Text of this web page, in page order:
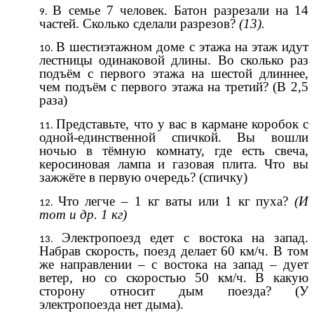
В семье 7 человек. Батон разрезали на 14
частей. Сколько сделали разрезов? (13).
В шестиэтажном доме с этажа на этаж идут
лестницы одинаковой длины. Во сколько раз
подъём с первого этажа на шестой длиннее,
чем подъём с первого этажа на третий? (В 2,5
раза)
Представьте, что у вас в кармане коробок с
одной-единственной спичкой. Вы вошли
ночью в тёмную комнату, где есть свеча,
керосиновая лампа и газовая плита. Что вы
зажжёте в первую очередь? (спичку)
Что легче – 1 кг ваты или 1 кг пуха?(И
тот и др. 1 кг)
Электропоезд едет с востока на запад.
Набрав скорость, поезд делает 60 км/ч. В том
же направлении – с востока на запад – дует
ветер, но со скоростью 50 км/ч. В какую
сторону относит дым поезда? (У
электропоезда нет дыма).